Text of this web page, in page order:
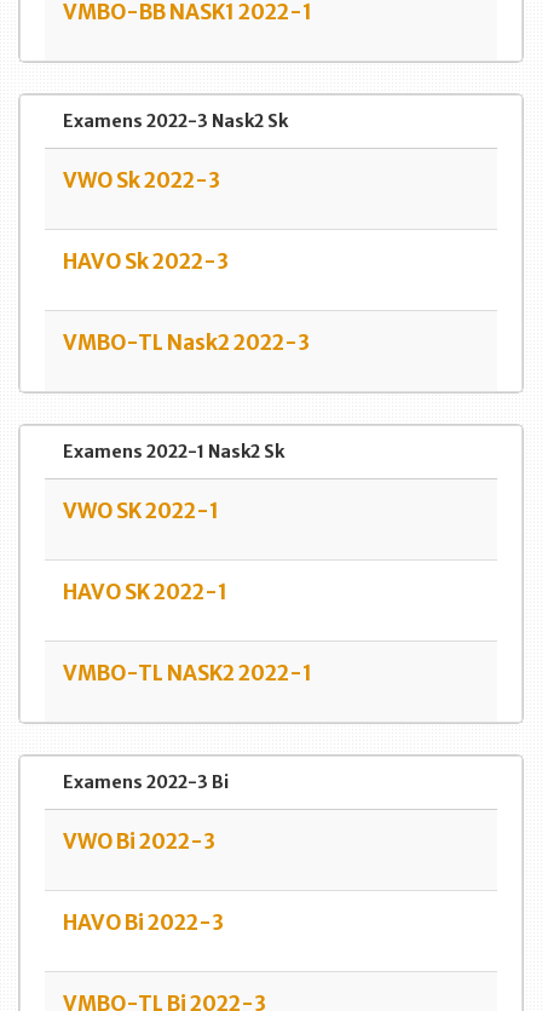
VMBO-BB NASK1 2022-1
Examens 2022-3 Nask2 Sk
VWO Sk 2022-3
HAVO Sk 2022-3
VMBO-TL Nask2 2022-3
Examens 2022-1 Nask2 Sk
VWO SK 2022-1
HAVO SK 2022-1
VMBO-TL NASK2 2022-1
Examens 2022-3 Bi
VWO Bi 2022-3
HAVO Bi 2022-3
VMBO-TL Bi 2022-3